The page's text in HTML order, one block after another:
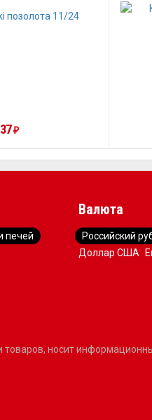
₽
печей
Валюта
Российский
Доллар США
носит